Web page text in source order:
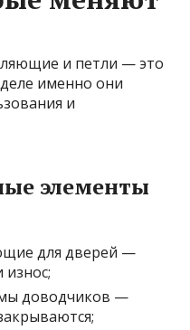
и петли — это
именно они
и
элементы
для дверей —
доводчиков —